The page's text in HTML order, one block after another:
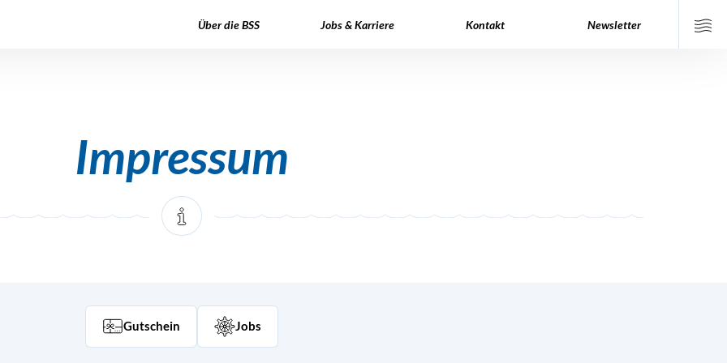
Über die BSS Jobs & Karriere Kontakt Newsletter
Impressum
Gutschein Jobs